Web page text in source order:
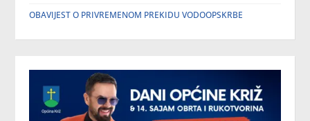
OBAVIJEST O PRIVREMENOM PREKIDU VODOOPSKRBE